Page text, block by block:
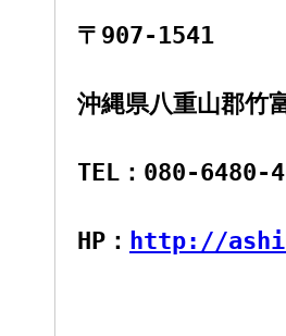
〒907-1541
沖縄県八重山郡
TEL：080-6480-
HP： http://